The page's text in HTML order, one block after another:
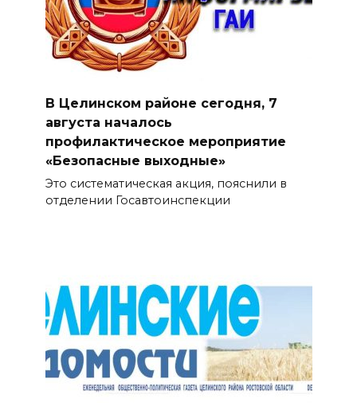
В Целинском районе сегодня, 7
августа началось
профилактическое мероприятие
«Безопасные выходные»
Это систематическая акция, пояснили в
отделении Госавтоинспекции